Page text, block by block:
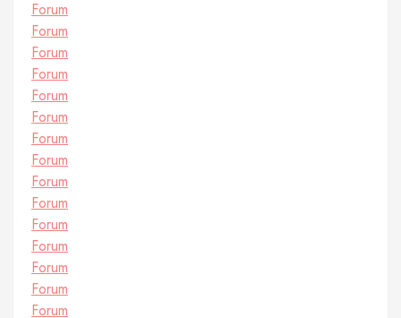
Forum
Forum
Forum
Forum
Forum
Forum
Forum
Forum
Forum
Forum
Forum
Forum
Forum
Forum
Forum